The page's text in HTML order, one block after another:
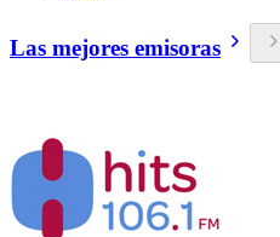
Las mejores emisoras